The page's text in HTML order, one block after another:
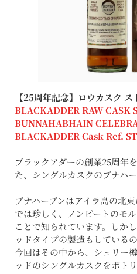
【25周年記念】ロウカスク
BLACKADDER RAW CASK
BUNNAHABHAIN
BLACKADDER Cask Ref.
ブラックアダーの創業25周年
た、シングルカスクのブナハー
ブナハーブンはアイラ島の北
では珍しく、ノンピートのモ
ことで知られています。しか
ッドタイプの製造もしているの
今回はその中から、シェリー
ッドのシングルカスクをボトリ